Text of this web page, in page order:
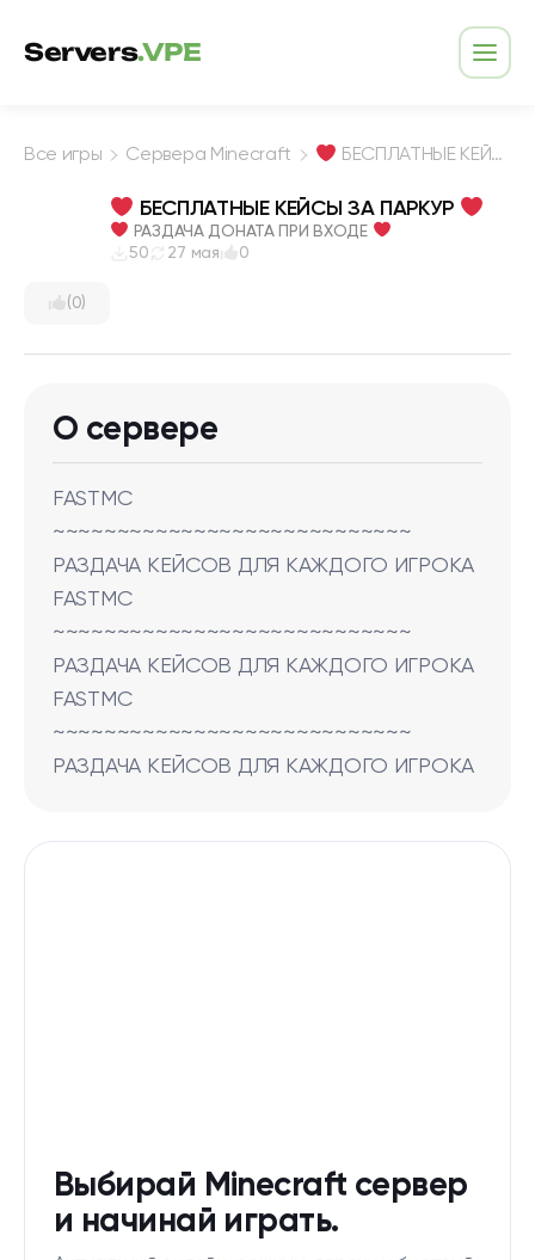
Servers.VPE
Все игры Сервера Minecraft БЕСПЛАТНЫЕ КЕЙСЫ ЗА ПАРКУР
(0)
БЕСПЛАТНЫЕ КЕЙСЫ ЗА ПАРКУР
РАЗДАЧА ДОНАТА ПРИ ВХОДЕ
50
27 мая 0
О сервере
FASTMC
~~~~~~~~~~~~~~~~~~~~~~~~~~~~
РАЗДАЧА КЕЙСОВ ДЛЯ КАЖДОГО ИГРОКА
FASTMC
~~~~~~~~~~~~~~~~~~~~~~~~~~~~
РАЗДАЧА КЕЙСОВ ДЛЯ КАЖДОГО ИГРОКА
FASTMC
~~~~~~~~~~~~~~~~~~~~~~~~~~~~
РАЗДАЧА КЕЙСОВ ДЛЯ КАЖДОГО ИГРОКА
Выбирай Minecraft сервер
и начинай играть.